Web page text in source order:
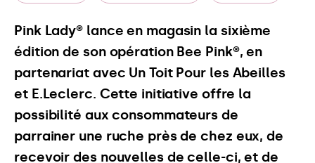
Pink Lady® lance en magasin la sixième
édition de son opération Bee Pink®, en
partenariat avec Un Toit Pour les Abeilles
et E.Leclerc. Cette initiative offre la
possibilité aux consommateurs de
parrainer une ruche près de chez eux, de
recevoir des nouvelles de celle-ci, et de